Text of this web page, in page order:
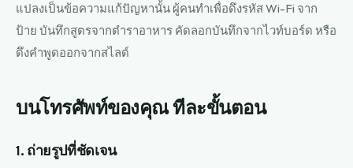
แปลงเป็นข้อความแก้ปัญหานั้น ผู้คนทำเพื่อดึงรหัส Wi-Fi จาก
ป้าย บันทึกสูตรจากตำราอาหาร คัดลอกบันทึกจากไวท์บอร์ด หรือ
ดึงคำพูดออกจากสไลด์
บนโทรศัพท์ของคุณ ทีละขั้นตอน
1. ถ่ายรูปที่ชัดเจน